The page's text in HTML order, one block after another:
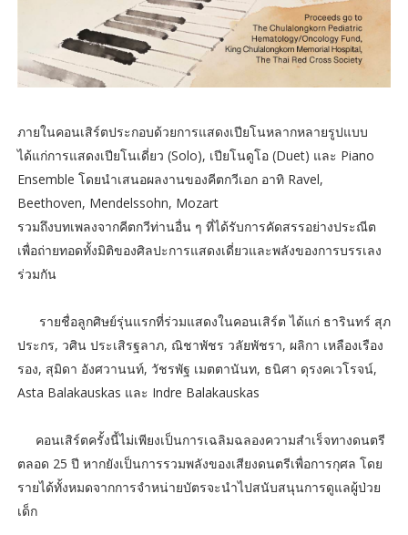
ภายในคอนเสิร์ตประกอบด้วยการแสดงเปียโนหลากหลายรูปแบบ
ได้แก่การแสดงเปียโนเดี่ยว (Solo), เปียโนดูโอ (Duet) และ Piano
Ensemble โดยนำเสนอผลงานของคีตกวีเอก อาทิ Ravel,
Beethoven, Mendelssohn, Mozart
รวมถึงบทเพลงจากคีตกวีท่านอื่น ๆ ที่ได้รับการคัดสรรอย่างประณีต
เพื่อถ่ายทอดทั้งมิติของศิลปะการแสดงเดี่ยวและพลังของการบรรเลง
ร่วมกัน
รายชื่อลูกศิษย์รุ่นแรกที่ร่วมแสดงในคอนเสิร์ต ได้แก่ ธารินทร์ สุภ
ประกร, วศิน ประเสิรฐลาภ, ณิชาพัชร วลัยพัชรา, ผลิกา เหลืองเรือง
รอง, สุมิดา อังศวานนท์, วัชรพัฐ เมตตานันท, ธนิศา ดุรงคเวโรจน์,
Asta Balakauskas และ Indre Balakauskas
คอนเสิร์ตครั้งนี้ไม่เพียงเป็นการเฉลิมฉลองความสำเร็จทางดนตรี
ตลอด 25 ปี หากยังเป็นการรวมพลังของเสียงดนตรีเพื่อการกุศล โดย
รายได้ทั้งหมดจากการจำหน่ายบัตรจะนำไปสนับสนุนการดูแลผู้ป่วย
เด็ก